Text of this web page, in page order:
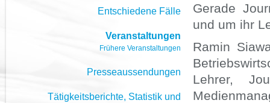
Entschiedene Fälle
Veranstaltungen
Frühere Veranstaltungen
Presseaussendungen
Tätigkeitsberichte, Statistik und
Gerade
und um ihr
Ramin
Lehrer,